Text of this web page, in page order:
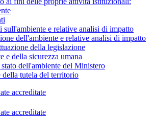
sull'ambiente e relative analisi di impatto
dell'ambiente e relative analisi di impatto
della legislazione
e della sicurezza umana
dell'ambiente del Ministero
tutela del territorio
accreditate
accreditate